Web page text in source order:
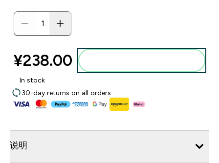
¥238.00‎
In stock
30-day returns on all orders
说明